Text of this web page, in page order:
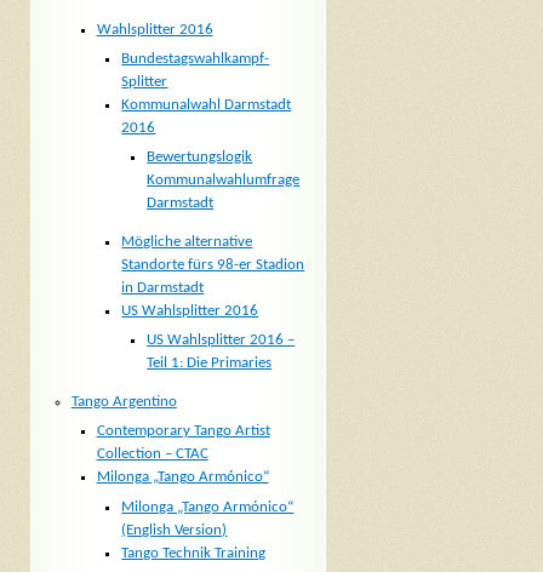
Wahlsplitter 2016
Bundestagswahlkampf-
Splitter
Kommunalwahl Darmstadt
2016
Bewertungslogik
Kommunalwahlumfrage
Darmstadt
Mögliche alternative
Standorte fürs 98-er Stadion
in Darmstadt
US Wahlsplitter 2016
US Wahlsplitter 2016 –
Teil 1: Die Primaries
Tango Argentino
Contemporary Tango Artist
Collection – CTAC
Milonga „Tango Armónico“
Milonga „Tango Armónico“
(English Version)
Tango Technik Training